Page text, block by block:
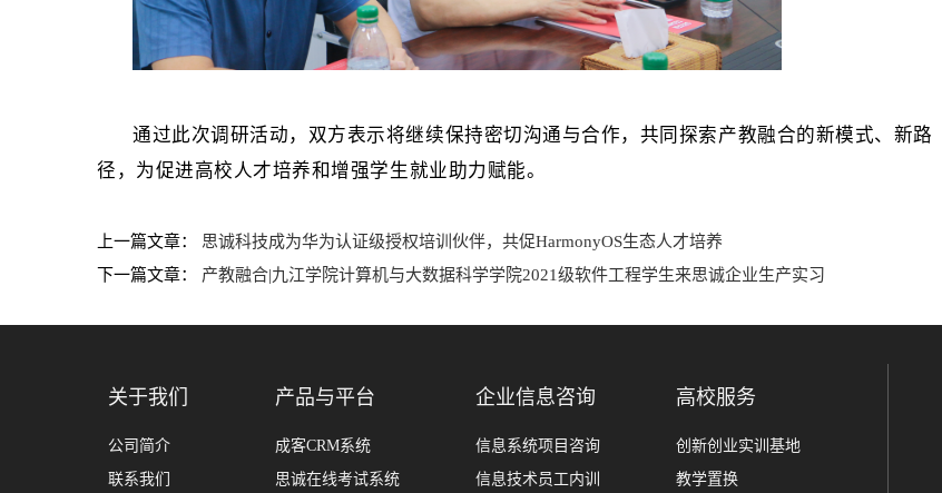
通过此次调研活动，双方表示将继续保持密切沟通与合作，共同探索产教融合的新模式、新路
径，为促进高校人才培养和增强学生就业助力赋能。
上一篇文章： 思诚科技成为华为认证级授权培训伙伴，共促HarmonyOS生态人才培养
下一篇文章： 产教融合|九江学院计算机与大数据科学学院2021级软件工程学生来思诚企业生产实习
关于我们
公司简介
联系我们
产品与平台
成客CRM系统
思诚在线考试系统
企业信息咨询
信息系统项目咨询
信息技术员工内训
高校服务
创新创业实训基地
教学置换